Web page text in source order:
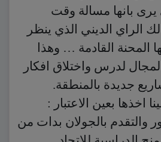
يرى بانها مسالة وقت
الراي الديني الذي ينظر
المحنة القادمة … وهذا
لدرس واختلاق افكار
جديدة بالمنطقة.
اخذها بعين الاعتبار :
والتقدم بالجولان بدات من